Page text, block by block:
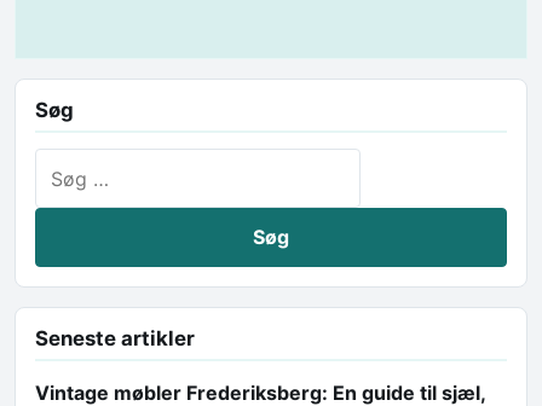
Søg
Seneste artikler
Vintage møbler Frederiksberg: En guide til sjæl,